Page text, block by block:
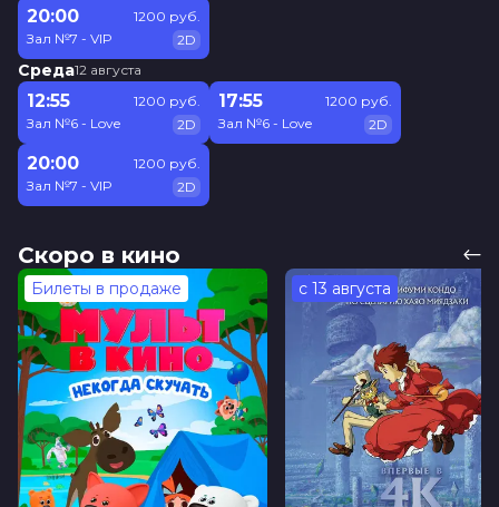
20:00
Зал №7 - VIP
1200 руб.
2D
Среда12 августа
12:55
Зал №6 - Love
1200 руб.
2D
17:55
Зал №6 - Love
1200 руб.
2D
20:00
Зал №7 - VIP
1200 руб.
2D
Скоро в кино
Билеты в продаже с 13 августа